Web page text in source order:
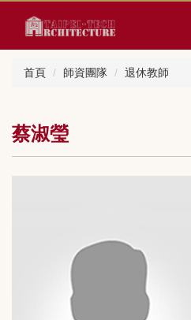
首頁 師資團隊 退休教師
蔡淑瑩